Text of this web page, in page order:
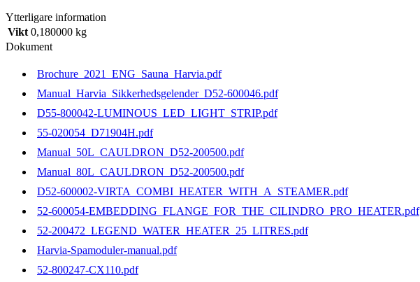
Ytterligare information
Vikt 0,180000 kg
Dokument
Brochure_2021_ENG_Sauna_Harvia.pdf
Manual_Harvia_Sikkerhedsgelender_D52-600046.pdf
D55-800042-LUMINOUS_LED_LIGHT_STRIP.pdf
55-020054_D71904H.pdf
Manual_50L_CAULDRON_D52-200500.pdf
Manual_80L_CAULDRON_D52-200500.pdf
D52-600002-VIRTA_COMBI_HEATER_WITH_A_STEAMER.pdf
52-600054-EMBEDDING_FLANGE_FOR_THE_CILINDRO_PRO_HEATER.pdf
52-200472_LEGEND_WATER_HEATER_25_LITRES.pdf
Harvia-Spamoduler-manual.pdf
52-800247-CX110.pdf